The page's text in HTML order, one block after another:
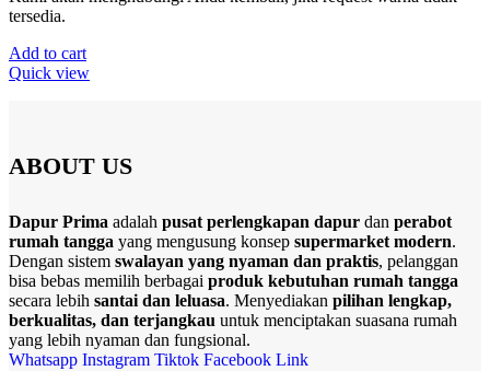
tersedia.
Add to cart
Quick view
ABOUT US
Dapur Prima adalah pusat perlengkapan dapur dan perabot
rumah tangga yang mengusung konsep supermarket modern.
Dengan sistem swalayan yang nyaman dan praktis, pelanggan
bisa bebas memilih berbagai produk kebutuhan rumah tangga
secara lebih santai dan leluasa. Menyediakan pilihan lengkap,
berkualitas, dan terjangkau untuk menciptakan suasana rumah
yang lebih nyaman dan fungsional.
Whatsapp Instagram Tiktok Facebook Link